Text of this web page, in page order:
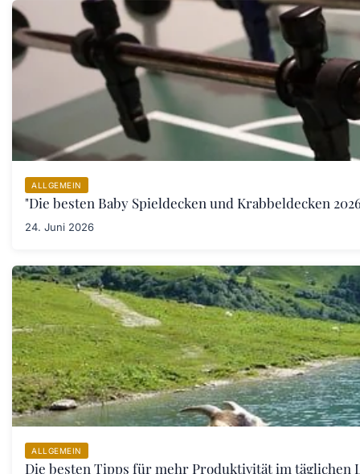
ALLGEMEIN
"Die besten Baby Spieldecken und Krabbeldecken
24. Juni 2026
ALLGEMEIN
Die besten Tipps für mehr Produktivität im täglichen